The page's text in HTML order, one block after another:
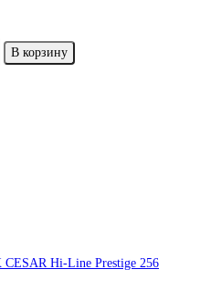
В корзину
Hi-Line Prestige 256